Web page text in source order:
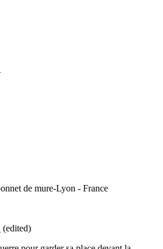
de mure-Lyon - France
(edited)